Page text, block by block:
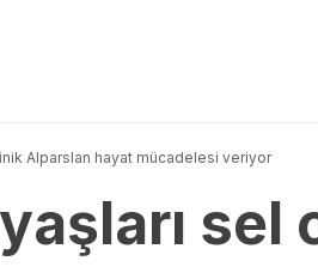
Alparslan hayat mücadelesi veriyor